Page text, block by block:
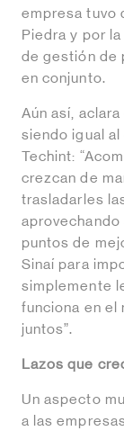
empresa tuvo
Piedra y por
de gestión de
en conjunto.
Aún así,
siendo igual
Techint:
crezcan de
trasladarles
puntos de
Sinaí para
simplemente
funciona en el
juntos”.
Lazos que
Un aspecto
a las